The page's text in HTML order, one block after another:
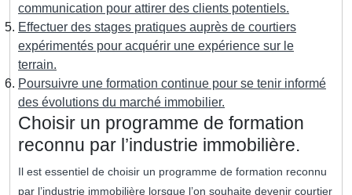
communication pour attirer des clients potentiels.
Effectuer des stages pratiques auprès de courtiers
expérimentés pour acquérir une expérience sur le
terrain.
Poursuivre une formation continue pour se tenir informé
des évolutions du marché immobilier.
Choisir un programme de formation
reconnu par l’industrie immobilière.
Il est essentiel de choisir un programme de formation reconnu
par l’industrie immobilière lorsque l’on souhaite devenir courtier